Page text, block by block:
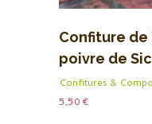
Confiture de
poivre de
Confitures &
5,50€